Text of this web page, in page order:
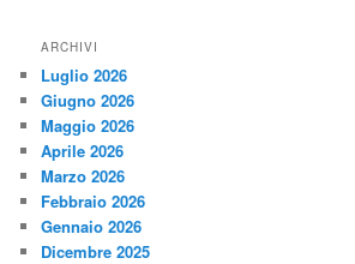
ARCHIVI
Luglio 2026
Giugno 2026
Maggio 2026
Aprile 2026
Marzo 2026
Febbraio 2026
Gennaio 2026
Dicembre 2025